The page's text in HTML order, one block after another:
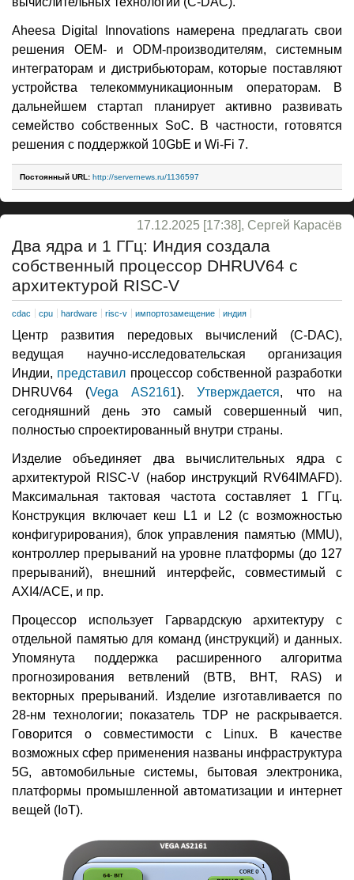
Aheesa Digital Innovations намерена предлагать свои
решения OEM- и ODM-производителям, системным
интеграторам и дистрибьюторам, которые поставляют
устройства телекоммуникационным операторам. В
дальнейшем стартап планирует активно развивать
семейство собственных SoC. В частности, готовятся
решения с поддержкой 10GbE и Wi-Fi 7.
Постоянный URL: http://servernews.ru/1136597
17.12.2025 [17:38], Сергей Карасёв
Два ядра и 1 ГГц: Индия создала
собственный процессор DHRUV64 с
архитектурой RISC-V
cdac cpu hardware risc-v импортозамещение индия
Центр развития передовых вычислений (C-DAC),
ведущая научно-исследовательская организация
Индии, представил процессор собственной разработки
DHRUV64 (Vega AS2161).Утверждается, что на
сегодняшний день это самый совершенный чип,
полностью спроектированный внутри страны.
Изделие объединяет два вычислительных ядра с
архитектурой RISC-V (набор инструкций RV64IMAFD).
Максимальная тактовая частота составляет 1 ГГц.
Конструкция включает кеш L1 и L2 (с возможностью
конфигурирования), блок управления памятью (MMU),
контроллер прерываний на уровне платформы (до 127
прерываний), внешний интерфейс, совместимый с
AXI4/ACE, и пр.
Процессор использует Гарвардскую архитектуру с
отдельной памятью для команд (инструкций) и данных.
Упомянута поддержка расширенного алгоритма
прогнозирования ветвлений (BTB, BHT, RAS) и
векторных прерываний. Изделие изготавливается по
28-нм технологии; показатель TDP не раскрывается.
Говорится о совместимости с Linux. В качестве
возможных сфер применения названы инфраструктура
5G, автомобильные системы, бытовая электроника,
платформы промышленной автоматизации и интернет
вещей (IoT).